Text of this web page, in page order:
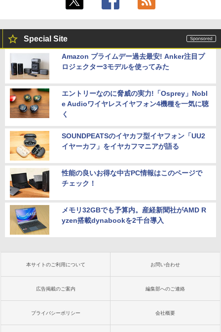
Special Site
Amazon プライムデー過去最安! Anker注目プ
ロジェクター3モデルを使ってみた
エントリーなのに脅威の実力!「Osprey」Nobl
e Audioワイヤレスイヤフォン4機種を一気に聴
く
SOUNDPEATSのイヤカフ型イヤフォン「UU2
イヤーカフ」をイヤカフマニアが語る
性能の良いお得な中古PC情報はこのページで
チェック！
メモリ32GBでも予算内。産経新聞社がAMD R
yzen搭載dynabookを2千台導入
本サイトのご利用について お問い合わせ
広告掲載のご案内 編集部へのご連絡
プライバシーポリシー 会社概要